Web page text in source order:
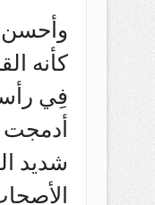
وأحسن
كأنه
فِي
شديد
الأصحاب (3/